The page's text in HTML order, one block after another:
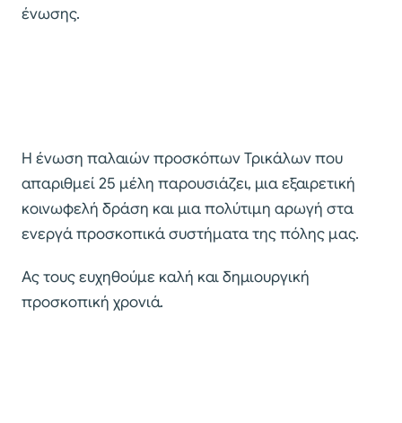
ένωσης.
Η ένωση παλαιών προσκόπων Τρικάλων που
απαριθμεί 25 μέλη παρουσιάζει, μια εξαιρετική
κοινωφελή δράση και μια πολύτιμη αρωγή στα
ενεργά προσκοπικά συστήματα της πόλης μας.
Ας τους ευχηθούμε καλή και δημιουργική
προσκοπική χρονιά.